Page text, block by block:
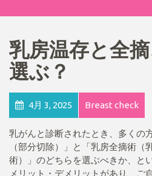
乳房温存と全
選ぶ？
4月 3, 2025 Breast check
乳がんと診断されたとき、多くの
（部分切除）」と「乳房全摘術（
術）」のどちらを選ぶべきか、と
メリット・デメリットがあり、ご